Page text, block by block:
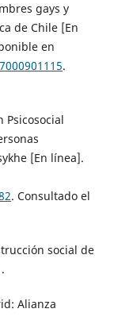
gays y
de Chile [En
en
.
Psicosocial
[En línea].
. Consultado el
social de
Alianza